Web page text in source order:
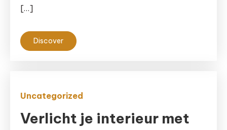
[…]
Discover
Uncategorized
Verlicht je interieur met